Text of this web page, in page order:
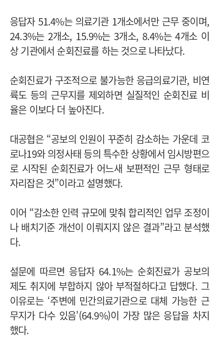
응답자 51.4%는 의료기관 1개소에서만 근무 중이며,
24.3%는 2개소, 15.9%는 3개소, 8.4%는 4개소 이
상 기관에서 순회진료를 하는 것으로 나타났다.
순회진료가 구조적으로 불가능한 응급의료기관, 비연
륙도 등의 근무지를 제외하면 실질적인 순회진료 비
율은 이보다 더 높아진다.
대공협은 “공보의 인원이 꾸준히 감소하는 가운데 코
로나19와 의정사태 등의 특수한 상황에서 임시방편으
로 시작된 순회진료가 어느새 보편적인 근무 형태로
자리잡은 것”이라고 설명했다.
이어 “감소한 인력 규모에 맞춰 합리적인 업무 조정이
나 배치기준 개선이 이뤄지지 않은 결과”라고 분석했
다.
설문에 따르면 응답자 64.1%는 순회진료가 공보의
제도 취지에 부합하지 않아 부적절하다고 답했다. 그
이유로는 ‘주변에 민간의료기관으로 대체 가능한 근
무지가 다수 있음’(64.9%)이 가장 많은 응답을 차지
했다.